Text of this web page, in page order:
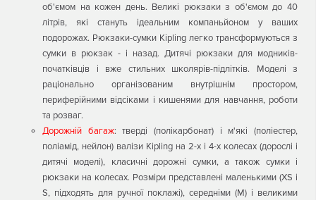
об'ємом на кожен день. Великі рюкзаки з об'ємом до 40
літрів, які стануть ідеальним компаньйоном у ваших
подорожах. Рюкзаки-сумки Kipling легко трансформуються з
сумки в рюкзак - і назад. Дитячі рюкзаки для модників-
початківців і вже стильних школярів-підлітків. Моделі з
раціонально організованим внутрішнім простором,
периферійними відсіками і кишенями для навчання, роботи
та розваг.
Дорожній багаж: тверді (полікарбонат) і м'які (поліестер,
поліамід, нейлон) валізи Kipling на 2-х і 4-х колесах (дорослі і
дитячі моделі), класичні дорожні сумки, а також сумки і
рюкзаки на колесах. Розміри представлені маленькими (XS і
S, підходять для ручної поклажі), середніми (М) і великими